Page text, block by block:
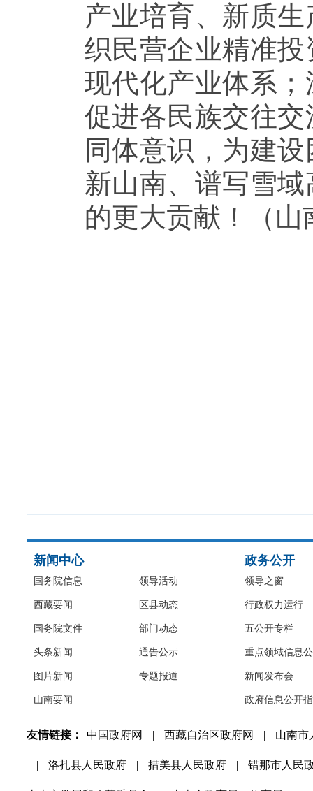
产业培育、新质
织民营企业精准
现代化产业体系
促进各民族交往
同体意识，为建
新山南、谱写雪
的更大贡献！（
新闻中心
国务院信息
西藏要闻
国务院文件
头条新闻
图片新闻
山南要闻
领导活动
区县动态
部门动态
通告公示
专题报道
政务公开
领导之窗
行政权力运行
五公开专栏
重点领域信息
新闻发布会
政府信息公开
友情链接： 中国政府网 | 西藏自治区政府网 | 山南市
| 洛扎县人民政府 | 措美县人民政府 | 错那市人民